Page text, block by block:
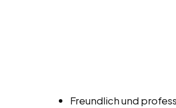
Freundlich und